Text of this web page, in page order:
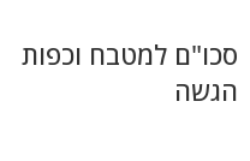
סכו"ם למטבח וכפות
הגשה